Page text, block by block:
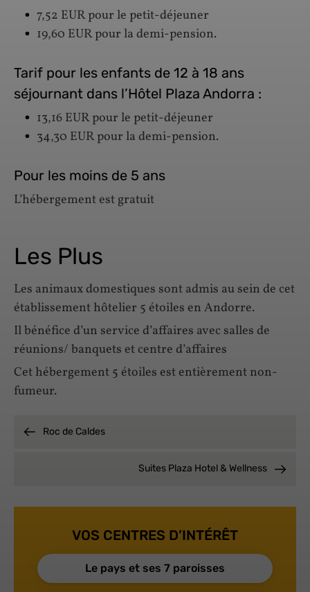
7,52 EUR pour le petit-déjeuner
19,60 EUR pour la demi-pension.
Tarif pour les enfants de 12 à 18 ans
séjournant dans l’Hôtel Plaza Andorra :
13,16 EUR pour le petit-déjeuner
34,30 EUR pour la demi-pension.
Pour les moins de 5 ans
L’hébergement est gratuit
Les Plus
Les animaux domestiques sont admis au sein de cet
établissement hôtelier 5 étoiles en Andorre.
Il bénéfice d’un service d’affaires avec salles de
réunions/ banquets et centre d’affaires
Cet hébergement 5 étoiles est entièrement non-
fumeur.
Roc de Caldes
Suites Plaza Hotel & Wellness
VOS CENTRES D’INTÉRÊT
Le pays et ses 7 paroisses